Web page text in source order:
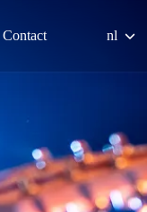
Contact nl